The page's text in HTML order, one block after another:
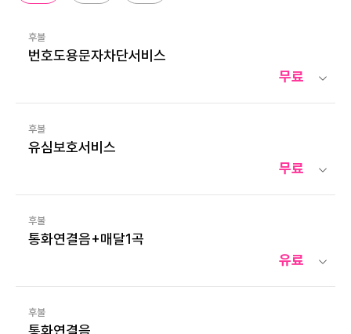
후불
번호도용문자차단서비스
무료
후불
유심보호서비스
무료
후불
통화연결음+매달1곡
유료
후불
통화연결음